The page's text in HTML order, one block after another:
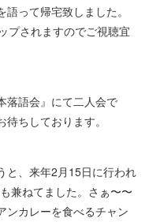
って帰宅致しました。
プされますのでご視聴宜
落語会』にて二人会で
ちしております。
と、来年2月15日に行われ
兼ねてました。さぁ〜〜
ンカレーを食べるチャン